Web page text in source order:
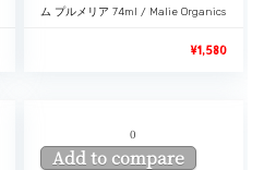
ム プルメリア 74ml / Malie Organics
¥1,580
0
Add to compare